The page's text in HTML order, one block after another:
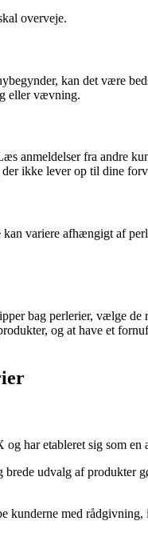
overveje.
kan det være
eller vævning.
anmeldelser fra andre
ikke lever op til dine
variere afhængigt af
bag perlerier, vælge
og at have et
har etableret sig som
udvalg af produkter
kunderne med